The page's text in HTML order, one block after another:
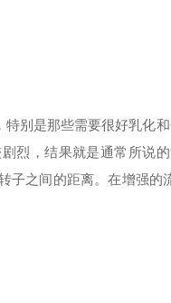
别是那些需要很好乳化
烈，结果就是通常所说
子之间的距离。在增强